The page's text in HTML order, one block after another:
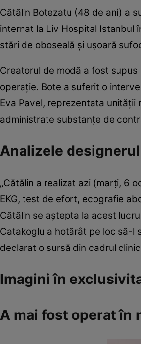
Cătălin Botezatu (48 de ani) a
internat la Liv Hospital Istanbul
stări de oboseală și ușoară
Creatorul de modă a fost
operație. Bote a suferit o
Eva Pavel, reprezentata
administrate substanțe de
Analizele
„Cătălin a realizat azi (marți, 6
EKG, test de efort, ecografie
Cătălin se aștepta la acest
Catakoglu a hotărât pe loc să-l
declarat o sursă din cadrul
Imagini în
A mai fost operat în